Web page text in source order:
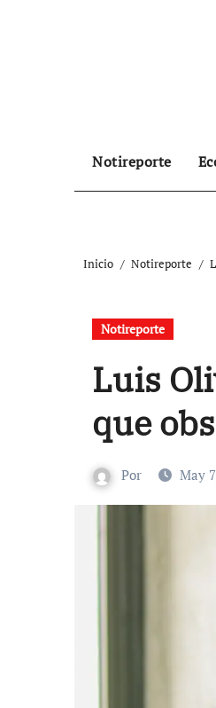
Notireporte
Inicio Notireporte
Notireporte
Luis
que
Por May